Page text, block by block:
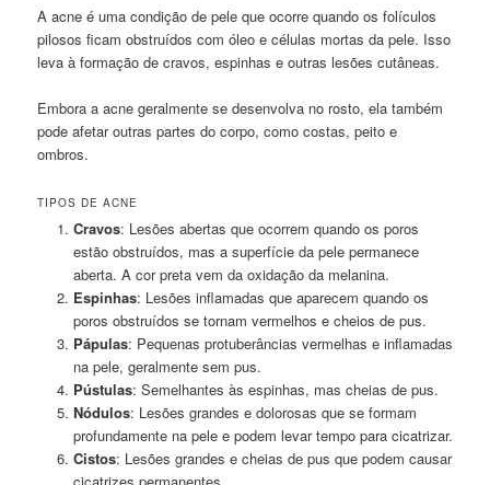
A acne é uma condição de pele que ocorre quando os folículos
pilosos ficam obstruídos com óleo e células mortas da pele. Isso
leva à formação de cravos, espinhas e outras lesões cutâneas.
Embora a acne geralmente se desenvolva no rosto, ela também
pode afetar outras partes do corpo, como costas, peito e
ombros.
TIPOS DE ACNE
Cravos: Lesões abertas que ocorrem quando os poros
estão obstruídos, mas a superfície da pele permanece
aberta. A cor preta vem da oxidação da melanina.
Espinhas: Lesões inflamadas que aparecem quando os
poros obstruídos se tornam vermelhos e cheios de pus.
Pápulas: Pequenas protuberâncias vermelhas e inflamadas
na pele, geralmente sem pus.
Pústulas: Semelhantes às espinhas, mas cheias de pus.
Nódulos: Lesões grandes e dolorosas que se formam
profundamente na pele e podem levar tempo para cicatrizar.
Cistos: Lesões grandes e cheias de pus que podem causar